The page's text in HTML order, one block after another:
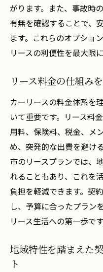
がります。また、事故時
有無を確認することで、
ます。これらのオプショ
リースの利便性を最大限
リース料金の仕組み
カーリースの料金体系を
いて重要です。リース料
用料、保険料、税金、メ
め、突発的な出費を避け
市のリースプランでは、
れることもあり、これを
負担を軽減できます。契
し、予算に合ったプラン
リース生活への第一歩です
地域特性を踏まえた
ト